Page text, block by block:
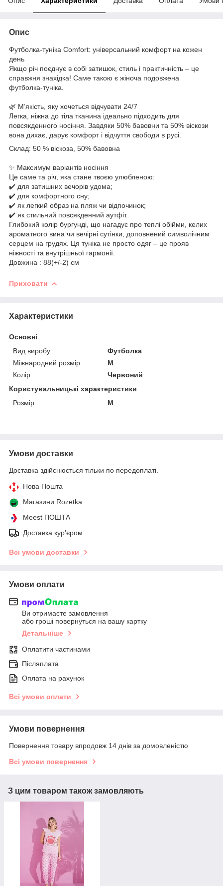
Опис
Футболка-туніка Comfort: універсальний комфорт на кожен
день
Якщо річ поєднує в собі затишок, стиль і практичність – це
справжня знахідка! Саме такою є жіноча подовжена
футболка-туніка.
🌿 М’якість, яку хочеться відчувати 24/7
Легка, ніжна до тіла тканина ідеально підходить для
повсякденного носіння. Завдяки 50% бавовни та 50% віскози
вона дихає, дарує комфорт і відчуття свободи в русі.
Склад: 50 % віскоза, 50% бавовна
✨ Максимум варіантів носіння
Це саме та річ, яка стане твоєю улюбленою:
✔️ для затишних вечорів удома;
✔️ для комфортного сну;
✔️ як легкий образ на пляж чи відпочинок;
✔️ як стильний повсякденний аутфіт.
Глибокий колір бургунді, що нагадує про теплі обійми, келих
ароматного вина чи вечірні сутінки, доповнений символічним
серцем на грудях. Ця туніка не просто одяг – це прояв
ніжності та внутрішньої гармонії.
Довжина : 88(+/-2) см
Приховати
Характеристики
Основні
Вид виробу
Футболка
Міжнародний розмір
M
Колір
Червоний
Користувальницькі характеристики
Розмір
M
Умови доставки
Доставка здійснюється тільки по передоплаті.
Нова Пошта
Магазини Rozetka
Meest ПОШТА
Доставка кур'єром
Всі умови доставки
Умови оплати
Ви отримаєте замовлення
або гроші повернуться на вашу картку
Детальніше
Оплатити частинами
Післяплата
Оплата на рахунок
Всі умови оплати
Умови повернення
Повернення товару впродовж 14 днів за домовленістю
Всі умови повернення
З цим товаром також замовляють